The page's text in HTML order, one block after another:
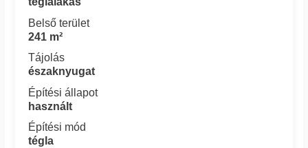
Belső terület
241 m²
Tájolás
északnyugat
Építési állapot
használt
Építési mód
tégla